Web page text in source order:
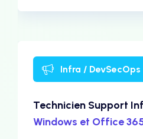
Infra / DevSecOps
Technicien Support
Windows et Office